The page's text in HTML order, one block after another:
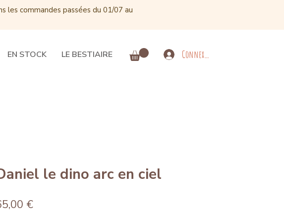
les commandes passées du 01/07 au
EN STOCK LE BESTIAIRE Connexion
le dino arc en ciel
€Prix